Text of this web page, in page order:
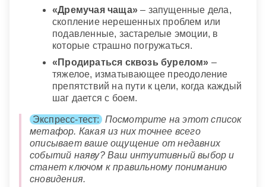
радости и развлечению, без листьев — к
тусклым без праздников будням.
Быть во сне на лесной поляне — к встрече с
любимым человеком.
Сонник XXI века
«Дремучая чаща» – запущенные дела,
скопление нерешенных проблем или
подавленные, застарелые эмоции, в
которые страшно погружаться.
«Продираться сквозь бурелом» –
тяжелое, изматывающее преодоление
препятствий на пути к цели, когда каждый
шаг дается с боем.
Экспресс-тест:
Посмотрите на этот список
метафор. Какая из них точнее всего
описывает ваше ощущение от недавних
событий наяву? Ваш интуитивный выбор и
станет ключом к правильному пониманию
сновидения.